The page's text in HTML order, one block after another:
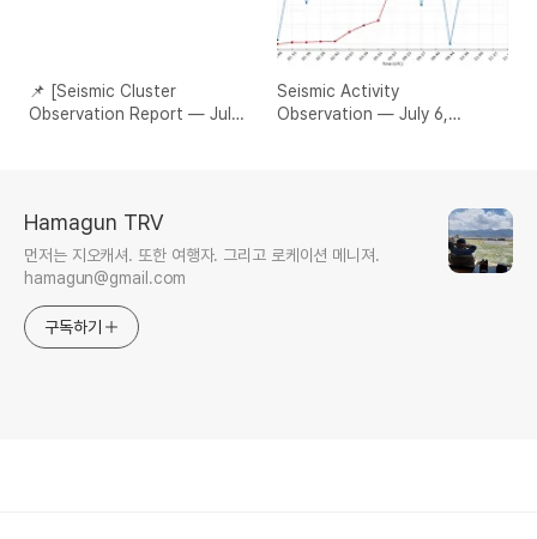
📌 [Seismic Cluster
Observation Report — July
Seismic Activity
Observation — July 6,
Hamagun TRV
먼저는 지오캐셔. 또한 여행자. 그리고 로케이션 메니져.
hamagun@gmail.com
구독하기